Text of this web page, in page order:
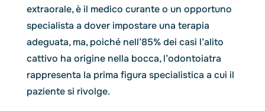
extraorale, è il medico curante o un opportuno
specialista a dover impostare una terapia
adeguata, ma, poiché nell’85% dei casi l’alito
cattivo ha origine nella bocca, l’odontoiatra
rappresenta la prima figura specialistica a cui il
paziente si rivolge.